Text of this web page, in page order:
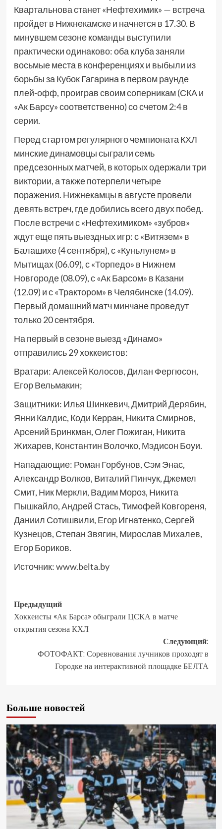
Квартальнова станет «Нефтехимик» — встреча
пройдет в Нижнекамске и начнется в 17.30. В
минувшем сезоне команды выступили
практически одинаково: оба клуба заняли
восьмые места в конференциях и выбыли из
борьбы за Кубок Гагарина в первом раунде
плей-офф, проиграв своим соперникам (СКА и
«Ак Барсу» соответственно) со счетом 2:4 в
серии.
Перед стартом регулярного чемпионата КХЛ
минские динамовцы сыграли семь
предсезонных матчей, в которых одержали три
виктории, а также потерпели четыре
поражения. Нижнекамцы в августе провели
девять встреч, где добились всего двух побед.
После встречи с «Нефтехимиком» «зубров»
ждут еще пять выездных игр: с «Витязем» в
Балашихе (4 сентября), с «Куньлунем» в
Мытищах (06.09), с «Торпедо» в Нижнем
Новгороде (08.09), с «Ак Барсом» в Казани
(12.09) и с «Трактором» в Челябинске (14.09).
Первый домашний матч минчане проведут
только 20 сентября.
На первый в сезоне выезд «Динамо»
отправились 29 хоккеистов:
Вратари: Алексей Колосов, Дилан Фергюсон,
Егор Вельмакин;
Защитники: Илья Шинкевич, Дмитрий Дерябин,
Янни Калдис, Коди Керран, Никита Смирнов,
Арсений Бринкман, Олег Пожиган, Никита
Жихарев, Константин Волочко, Мэдисон Боуи.
Нападающие: Роман Горбунов, Сэм Энас,
Александр Волков, Виталий Пинчук, Джемел
Смит, Ник Меркли, Вадим Мороз, Никита
Пышкайло, Андрей Стась, Тимофей Ковгореня,
Даниил Сотишвили, Егор Игнатенко, Сергей
Кузнецов, Степан Звягин, Мирослав Михалев,
Егор Бориков.
Источник:www.belta.by
Предыдущий
Хоккеисты «Ак Барса» обыграли ЦСКА в матче
открытия сезона КХЛ
Следующий:
ФОТОФАКТ: Соревнования лучников проходят в
Городке на интерактивной площадке БЕЛТА
Больше новостей